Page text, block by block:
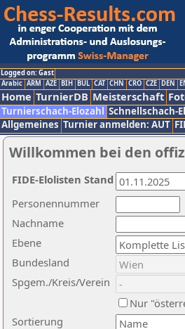
Logged on: Gast
Arabic ARM AZE BIH BUL CAT CHN CRO CZE DEN
Home TurnierDB Meisterschaft
Turnierschach-Elozahl Schnellschach-
Allgemeines Turnier anmelden: AUT
Willkommen bei den
Nachname
Ebene
Sortierung
Personennummer
Bundesland
Spgem./Kreis/Verein
Nur
FIDE-Elolisten Stand